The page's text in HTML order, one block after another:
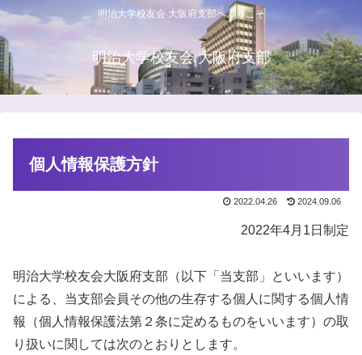
明治大学校友会 大阪府支部へようこそ
明治大学校友会 大阪府支部
個人情報保護方針
2022.04.26 2024.09.06
2022年4月1日制定
明治大学校友会大阪府支部（以下「当支部」といいます）
による、当支部会員その他の生存する個人に関する個人情
報（個人情報保護法第２条に定めるものをいいます）の取
り扱いに関しては次のとおりとします。